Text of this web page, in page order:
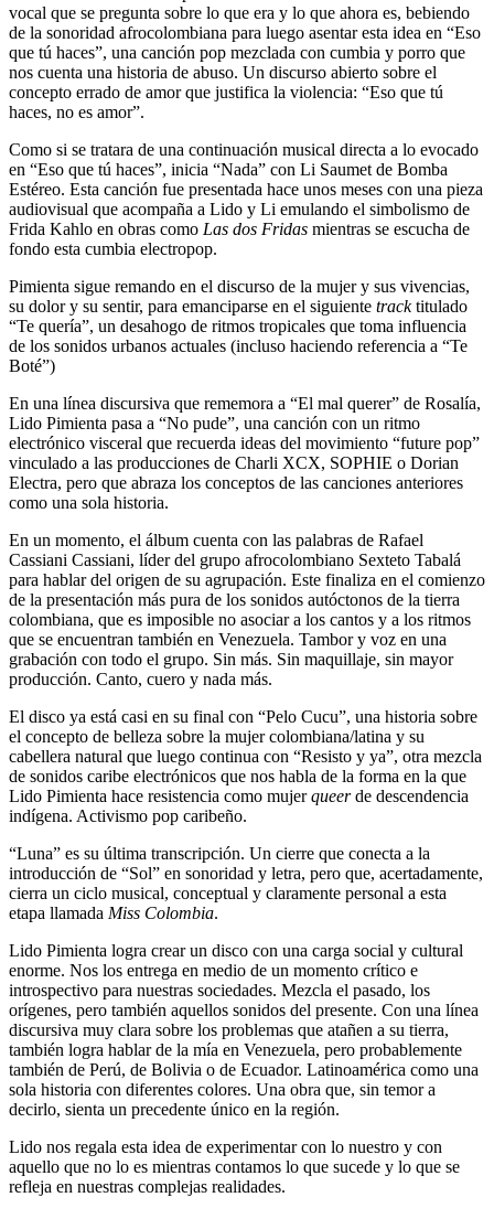
vocal que se pregunta sobre lo que era y lo que ahora es, bebiendo
de la sonoridad afrocolombiana para luego asentar esta idea en “Eso
que tú haces”, una canción pop mezclada con cumbia y porro que
nos cuenta una historia de abuso. Un discurso abierto sobre el
concepto errado de amor que justifica la violencia: “Eso que tú
haces, no es amor”.
Como si se tratara de una continuación musical directa a lo evocado
en “Eso que tú haces”, inicia “Nada” con Li Saumet de Bomba
Estéreo. Esta canción fue presentada hace unos meses con una pieza
audiovisual que acompaña a Lido y Li emulando el simbolismo de
Frida Kahlo en obras como Las dos Fridas mientras se escucha de
fondo esta cumbia electropop.
Pimienta sigue remando en el discurso de la mujer y sus vivencias,
su dolor y su sentir, para emanciparse en el siguiente tracktitulado
“Te quería”, un desahogo de ritmos tropicales que toma influencia
de los sonidos urbanos actuales (incluso haciendo referencia a “Te
Boté”)
En una línea discursiva que rememora a “El mal querer” de Rosalía,
Lido Pimienta pasa a “No pude”, una canción con un ritmo
electrónico visceral que recuerda ideas del movimiento “future pop”
vinculado a las producciones de Charli XCX, SOPHIE o Dorian
Electra, pero que abraza los conceptos de las canciones anteriores
como una sola historia.
En un momento, el álbum cuenta con las palabras de Rafael
Cassiani Cassiani, líder del grupo afrocolombiano Sexteto Tabalá
para hablar del origen de su agrupación. Este finaliza en el comienzo
de la presentación más pura de los sonidos autóctonos de la tierra
colombiana, que es imposible no asociar a los cantos y a los ritmos
que se encuentran también en Venezuela. Tambor y voz en una
grabación con todo el grupo. Sin más. Sin maquillaje, sin mayor
producción. Canto, cuero y nada más.
El disco ya está casi en su final con “Pelo Cucu”, una historia sobre
el concepto de belleza sobre la mujer colombiana/latina y su
cabellera natural que luego continua con “Resisto y ya”, otra mezcla
de sonidos caribe electrónicos que nos habla de la forma en la que
Lido Pimienta hace resistencia como mujerqueerde descendencia
indígena. Activismo pop caribeño.
“Luna” es su última transcripción. Un cierre que conecta a la
introducción de “Sol” en sonoridad y letra, pero que, acertadamente,
cierra un ciclo musical, conceptual y claramente personal a esta
etapa llamada Miss Colombia.
Lido Pimienta logra crear un disco con una carga social y cultural
enorme. Nos los entrega en medio de un momento crítico e
introspectivo para nuestras sociedades. Mezcla el pasado, los
orígenes, pero también aquellos sonidos del presente. Con una línea
discursiva muy clara sobre los problemas que atañen a su tierra,
también logra hablar de la mía en Venezuela, pero probablemente
también de Perú, de Bolivia o de Ecuador. Latinoamérica como una
sola historia con diferentes colores. Una obra que, sin temor a
decirlo, sienta un precedente único en la región.
Lido nos regala esta idea de experimentar con lo nuestro y con
aquello que no lo es mientras contamos lo que sucede y lo que se
refleja en nuestras complejas realidades.